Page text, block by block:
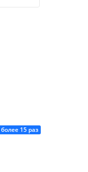
15 раз